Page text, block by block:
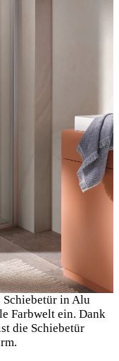
in Alu
Farbwelt ein. Dank
die Schiebetür